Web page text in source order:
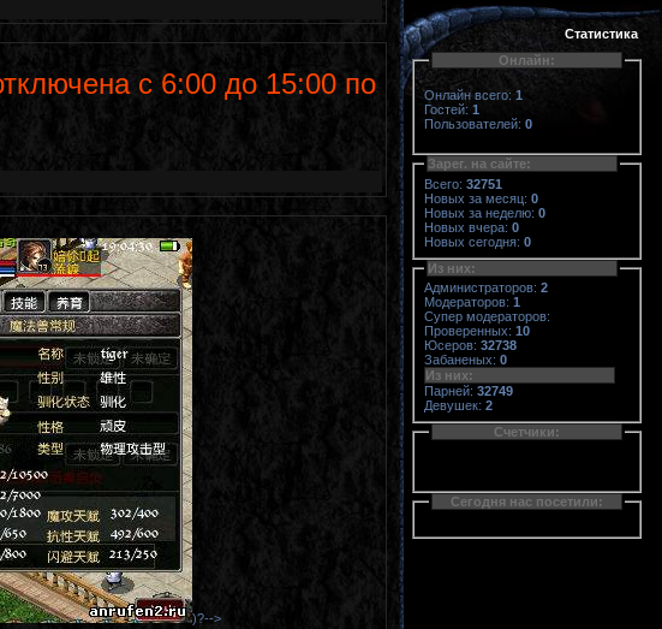
с 6:00 до 15:00 по
)?-->
Статистика
Онлайн:
Онлайн всего: 1
Гостей: 1
Пользователей: 0
Зарег. на сайте:
Всего: 32751
Новых за месяц: 0
Новых за неделю: 0
Новых вчера: 0
Новых сегодня: 0
Из них:
Администраторов: 2
Модераторов: 1
Супер модераторов:
Проверенных: 10
Юсеров: 32738
Забаненых: 0
Из них:
Парней: 32749
Девушек: 2
Счетчики:
Сегодня нас посетили: